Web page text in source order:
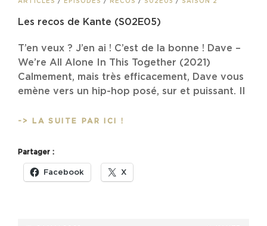
Les recos de Kante (S02E05)
T’en veux ? J’en ai ! C’est de la bonne ! Dave –
We’re All Alone In This Together (2021)
Calmement, mais très efficacement, Dave vous
emène vers un hip-hop posé, sur et puissant. Il
-> LA SUITE PAR ICI !
(S02E05)
Partager :
Facebook X